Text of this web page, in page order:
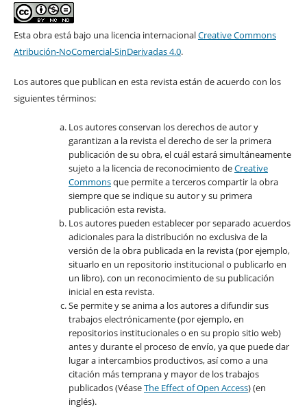
Esta obra está bajo una licencia internacionalCreative Commons
Atribución-NoComercial-SinDerivadas 4.0.
Los autores que publican en esta revista están de acuerdo con los
siguientes términos:
Los autores conservan los derechos de autor y
garantizan a la revista el derecho de ser la primera
publicación de su obra, el cuál estará simultáneamente
sujeto a la licencia de reconocimiento deCreative
Commonsque permite a terceros compartir la obra
siempre que se indique su autor y su primera
publicación esta revista.
Los autores pueden establecer por separado acuerdos
adicionales para la distribución no exclusiva de la
versión de la obra publicada en la revista (por ejemplo,
situarlo en un repositorio institucional o publicarlo en
un libro), con un reconocimiento de su publicación
inicial en esta revista.
Se permite y se anima a los autores a difundir sus
trabajos electrónicamente (por ejemplo, en
repositorios institucionales o en su propio sitio web)
antes y durante el proceso de envío, ya que puede dar
lugar a intercambios productivos, así como a una
citación más temprana y mayor de los trabajos
publicados (VéaseThe Effect of Open Access) (en
inglés).